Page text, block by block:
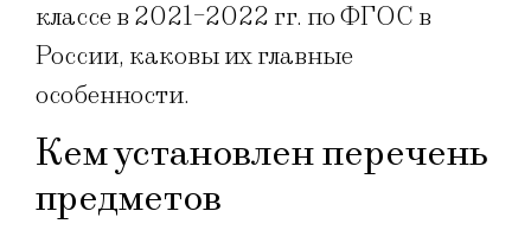
классе в 2021-2022 гг. по ФГОС в
России, каковы их главные
особенности.
Кем установлен перечень
предметов